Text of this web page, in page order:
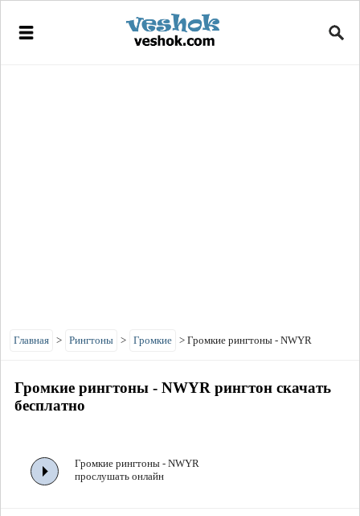
Главная > Рингтоны > Громкие > Громкие рингтоны - NWYR
Громкие рингтоны - NWYR рингтон скачать
бесплатно
Громкие рингтоны - NWYR
прослушать онлайн